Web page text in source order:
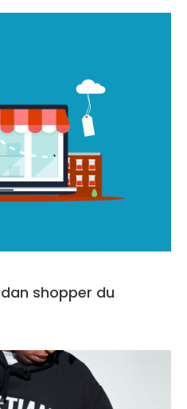
shopper du